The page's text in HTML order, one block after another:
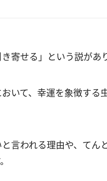
寄せる」という説があ
いて、幸運を象徴する
言われる理由や、てん